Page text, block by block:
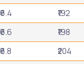
₹6.4 ₹192
₹6.6 ₹198
₹6.8 ₹204